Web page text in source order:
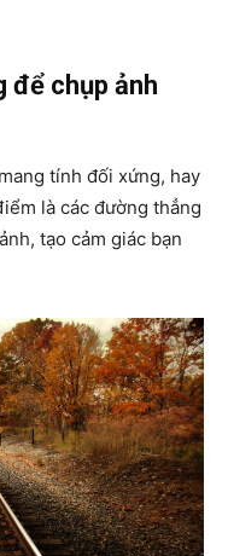
để chụp ảnh
tính đối xứng, hay
là các đường thẳng
tạo cảm giác bạn